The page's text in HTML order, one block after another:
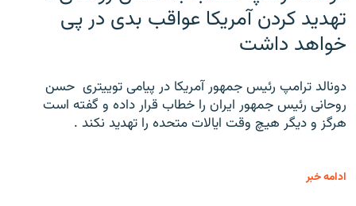
تهدید کردن آمریکا عواقب بدی در پی
خواهد داشت
دونالد ترامپ رئیس جمهور آمریکا در پیامی توییتری ‌ حسن
روحانی رئیس جمهور ایران را خطاب قرار داده و گفته است
هرگز و دیگر هیچ وقت ایالات متحده را تهدید نکند .
ادامه خبر